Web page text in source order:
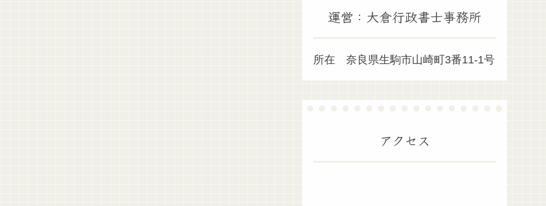
運営：大倉行政書士事務所
所在 奈良県生駒市山崎町3番11-1号
アクセス